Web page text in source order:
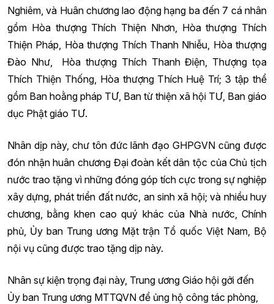
Nghiêm, và Huân chương lao động hạng ba đến 7 cá nhân
gồm Hòa thượng Thích Thiện Nhơn, Hòa thượng Thích
Thiện Pháp, Hòa thượng Thích Thanh Nhiễu, Hòa thượng
Đào Như, Hòa thượng Thích Thanh Điện, Thượng tọa
Thích Thiện Thống, Hòa thượng Thích Huệ Trí; 3 tập thể
gồm Ban hoằng pháp TƯ, Ban từ thiện xã hội TƯ, Ban giáo
dục Phật giáo TƯ.
Nhân dịp này, chư tôn đức lãnh đạo GHPGVN cũng được
đón nhận huân chương Đại đoàn kết dân tộc của Chủ tịch
nước trao tặng vì những đóng góp tích cực trong sự nghiệp
xây dựng, phát triển đất nước, an sinh xã hội; và nhiều huy
chương, bằng khen cao quý khác của Nhà nước, Chính
phủ, Ủy ban Trung ương Mặt trận Tổ quốc Việt Nam, Bộ
nội vụ cũng được trao tặng dịp này.
Nhân sự kiện trọng đại này, Trung ương Giáo hội gởi đến
Ủy ban Trung ương MTTQVN để ủng hộ công tác phòng,